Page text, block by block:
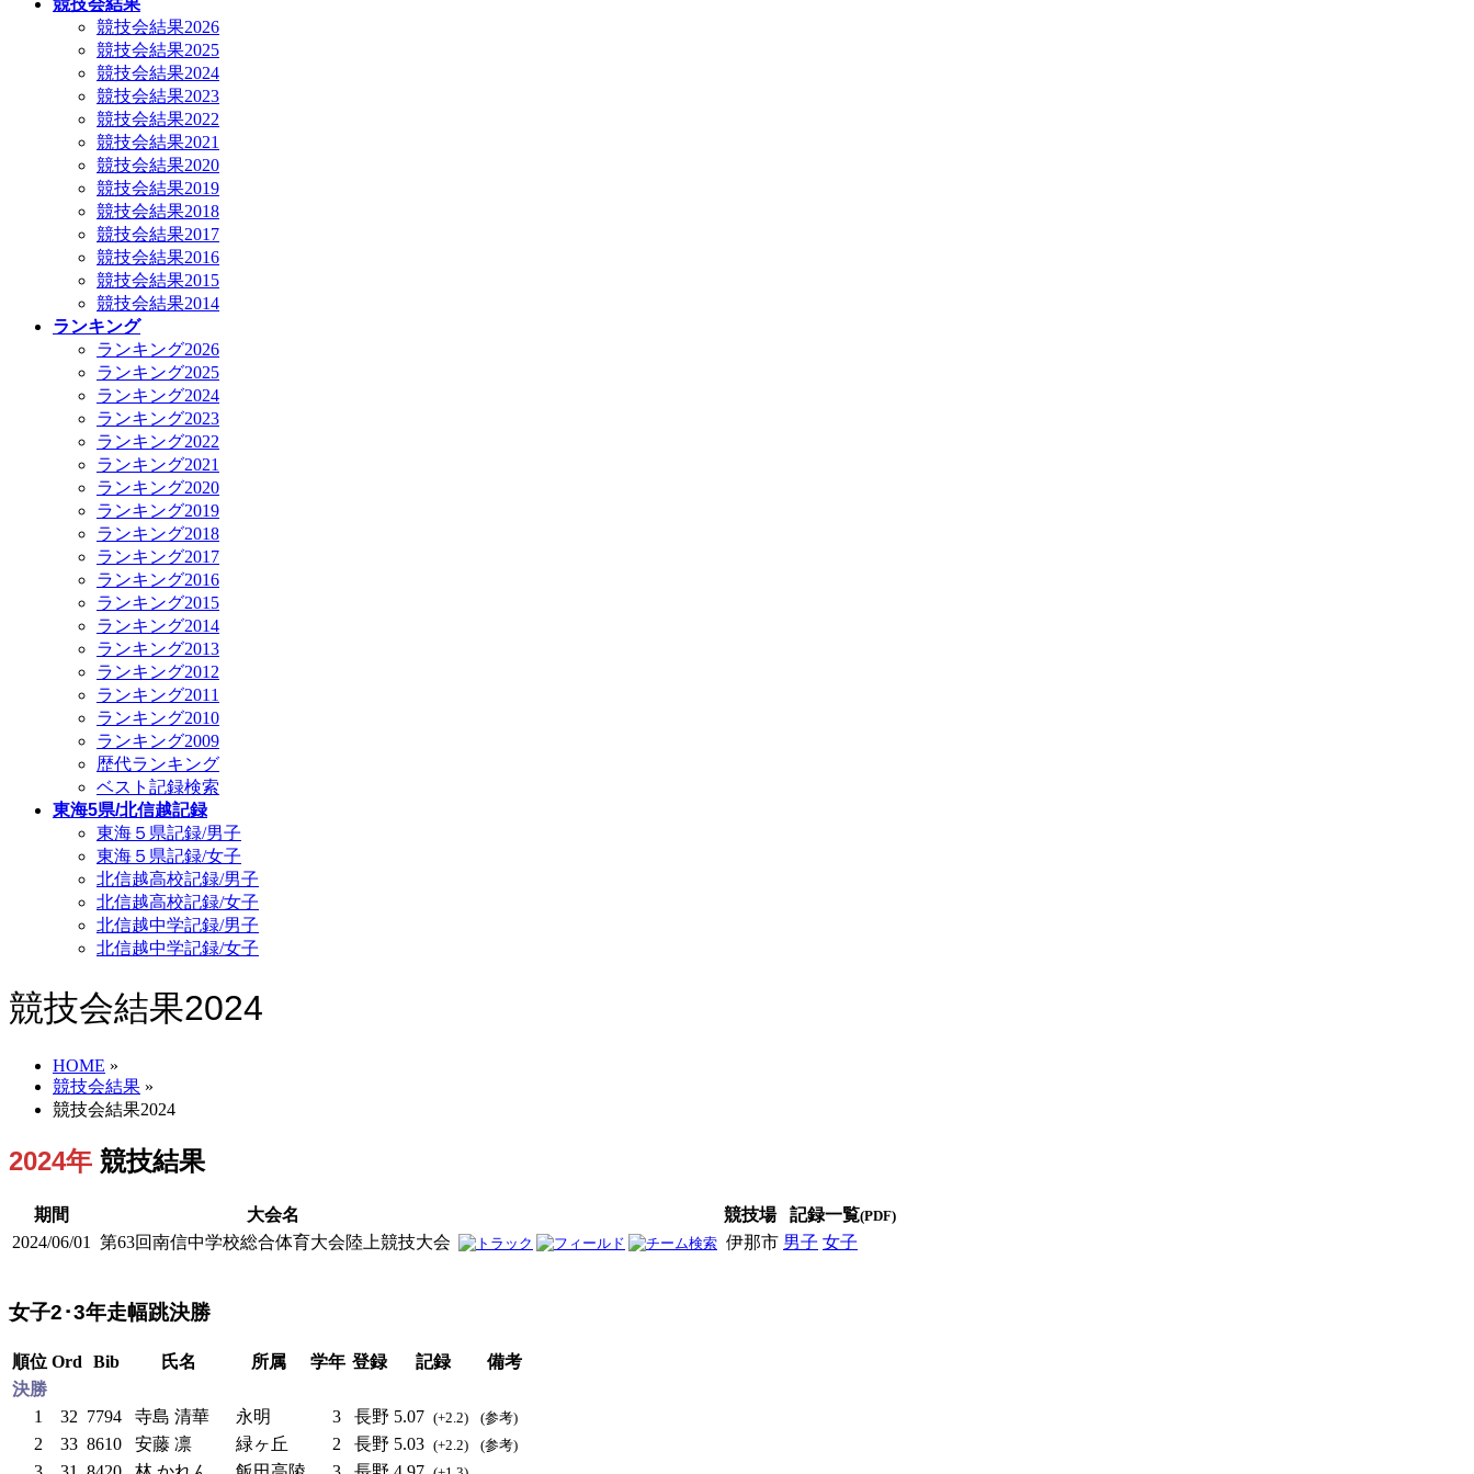
競技会結果
競技会結果2026
競技会結果2025
競技会結果2024
競技会結果2023
競技会結果2022
競技会結果2021
競技会結果2020
競技会結果2019
競技会結果2018
競技会結果2017
競技会結果2016
競技会結果2015
競技会結果2014
ランキング
ランキング2026
ランキング2025
ランキング2024
ランキング2023
ランキング2022
ランキング2021
ランキング2020
ランキング2019
ランキング2018
ランキング2017
ランキング2016
ランキング2015
ランキング2014
ランキング2013
ランキング2012
ランキング2011
ランキング2010
ランキング2009
歴代ランキング
ベスト記録検索
東海5県/北信越記録
東海５県記録/男子
東海５県記録/女子
北信越高校記録/男子
北信越高校記録/女子
北信越中学記録/男子
北信越中学記録/女子
競技会結果2024
HOME »
競技会結果 »
競技会結果2024
2024年 競技結果
期間 大会名 競技場 記録一覧(PDF)
2024/06/01 第63回南信中学校総合体育大会陸上競技大会 伊那市 男子 女子
女子2･3年走幅跳決勝
順位 Ord Bib 氏名 所属 学年 登録 記録
備考
決勝
1
32 7794 寺島 清華 永明 3 長野 5.07 (+2.2) (参考)
2 33 8610 安藤 凛 緑ヶ丘 2 長野 5.03 (+2.2) (参考)